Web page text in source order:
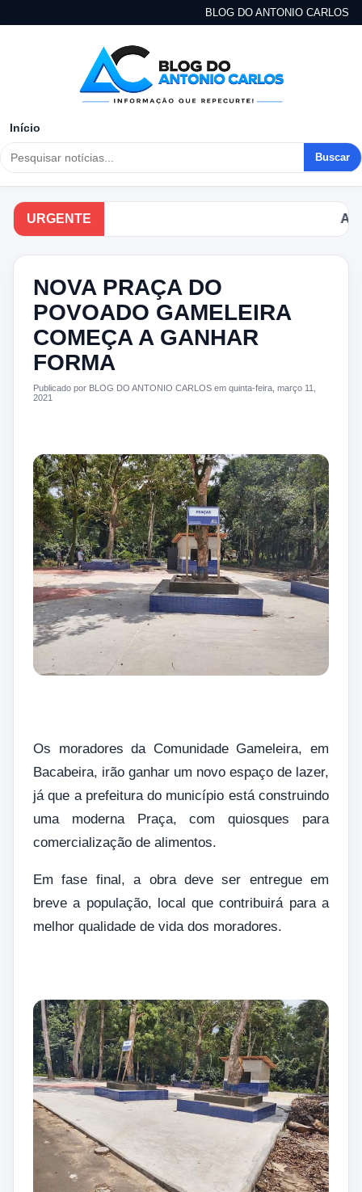
BLOG DO ANTONIO CARLOS
Início
Buscar
URGENTE
NOVA PRAÇA DO
POVOADO GAMELEIRA
COMEÇA A GANHAR
FORMA
Publicado por BLOG DO ANTONIO CARLOS em quinta-feira, março 11,
2021
Os moradores da Comunidade Gameleira, em
Bacabeira, irão ganhar um novo espaço de lazer,
já que a prefeitura do município está construindo
uma moderna Praça, com quiosques para
comercialização de alimentos.
Em fase final, a obra deve ser entregue em
breve a população, local que contribuirá para a
melhor qualidade de vida dos moradores.